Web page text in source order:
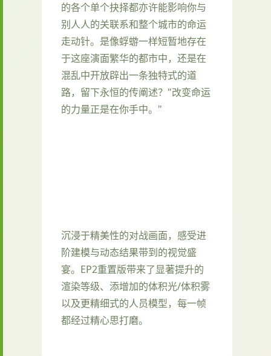
的各个单个抉择都亦许能影响你与
别人人的关联系和整个城市的命运
走动针。是像蜉蝣一样短暂地存在
于这座演面繁华的都市中，还是在
混乱中开放辟出一条独特式的道
路，留下永恒的传阐述？"改变命运
的力量正是在你手中。"
沉浸于精美性的对战画面，感受进
阶建模与动态结果带到的视觉盛
宴。EP2重置版带来了显著提升的
渲染等级、添增加的体积光/体积雾
以及更精细式的人员模型，每一帧
都经过精心思打磨。